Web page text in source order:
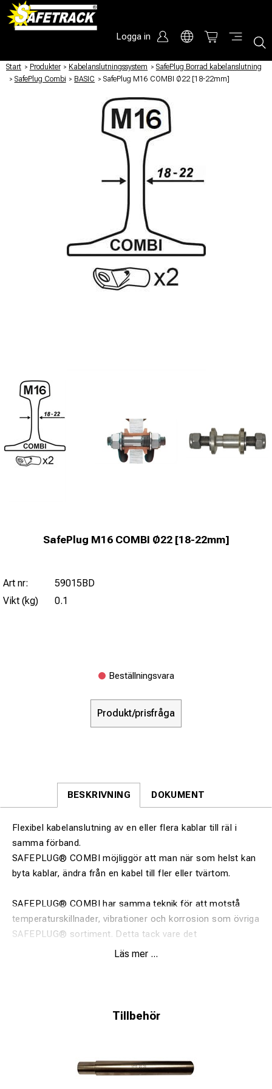
Logga in
Start / Produkter / Kabelanslutningssystem / SafePlug Borrad kabelanslutning
/ SafePlug Combi / BASIC / SafePlug M16 COMBI Ø22 [18-22mm]
SafePlug M16 COMBI Ø22 [18-22mm]
Art nr:
59015BD
Vikt (kg)
0.1
Beställningsvara
Produkt/prisfråga
BESKRIVNING DOKUMENT
Flexibel kabelanslutning av en eller flera kablar till räl i
samma förband.
SAFEPLUG® COMBI möjliggör att man när som helst kan
byta kablar, ändra från en kabel till fler eller tvärtom.
SAFEPLUG® COMBI har samma teknik för att motstå
temperaturskillnader, vibrationer och korrosion som övriga
SAFEPLUG® sortiment. Detta tack vare det
revolutionerande konkontaktförbandet.
Säker mot vibrationer
Läs mer ...
Tillbehör